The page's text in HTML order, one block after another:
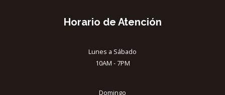
Horario de Atención
Lunes a Sábado
10AM - 7PM
Domingo